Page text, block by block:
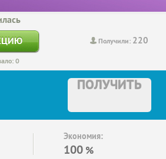
Получили: 220
0
ПОЛУЧИТЬ
Экономия:
100 %